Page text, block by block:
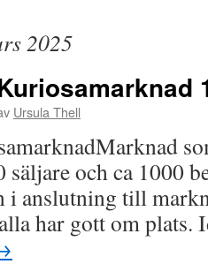
2025
Ursula Thell
säljare och ca 1000
i anslutning till
har gott om plats.